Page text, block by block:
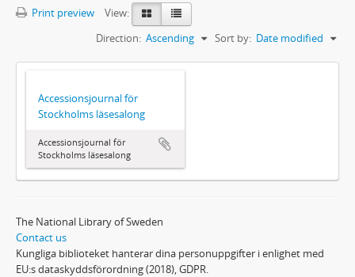
Print preview
View:
Sort by: Date modified
Direction: Ascending
Accessionsjournal för
Stockholms läsesalong
Accessionsjournal för
Stockholms läsesalong
The National Library of Sweden
Contact us
Kungliga biblioteket hanterar dina personuppgifter i enlighet med
EU:s dataskyddsförordning (2018), GDPR.